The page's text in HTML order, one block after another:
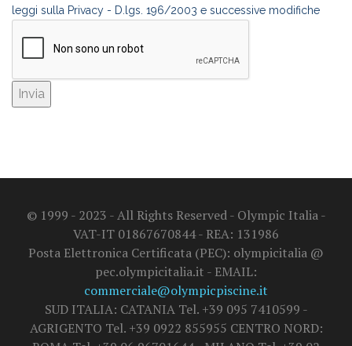
leggi sulla Privacy - D.lgs. 196/2003 e successive modifiche
© 1999 - 2023 - All Rights Reserved - Olympic Italia -
VAT-IT 01867670844 - REA: 131986
Posta Elettronica Certificata (PEC): olympicitalia @
pec.olympicitalia.it - EMAIL:
commerciale@olympicpiscine.it
SUD ITALIA: CATANIA Tel. +39 095 7410599 -
AGRIGENTO Tel. +39 0922 855955 CENTRO NORD: